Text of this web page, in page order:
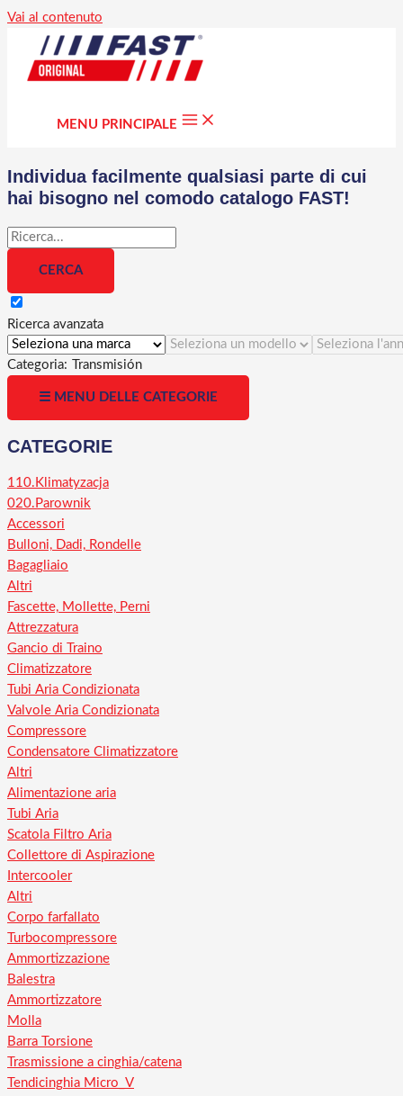
Vai al contenuto
MENU PRINCIPALE
Individua facilmente qualsiasi parte di cui
hai bisogno nel comodo catalogo FAST!
Ricerca avanzata
Categoria: Transmisión
☰ MENU DELLE CATEGORIE
CATEGORIE
110.Klimatyzacja
020.Parownik
Accessori
Bulloni, Dadi, Rondelle
Bagagliaio
Altri
Fascette, Mollette, Perni
Attrezzatura
Gancio di Traino
Climatizzatore
Tubi Aria Condizionata
Valvole Aria Condizionata
Compressore
Condensatore Climatizzatore
Altri
Alimentazione aria
Tubi Aria
Scatola Filtro Aria
Collettore di Aspirazione
Intercooler
Altri
Corpo farfallato
Turbocompressore
Ammortizzazione
Balestra
Ammortizzatore
Molla
Barra Torsione
Trasmissione a cinghia/catena
Tendicinghia Micro_V